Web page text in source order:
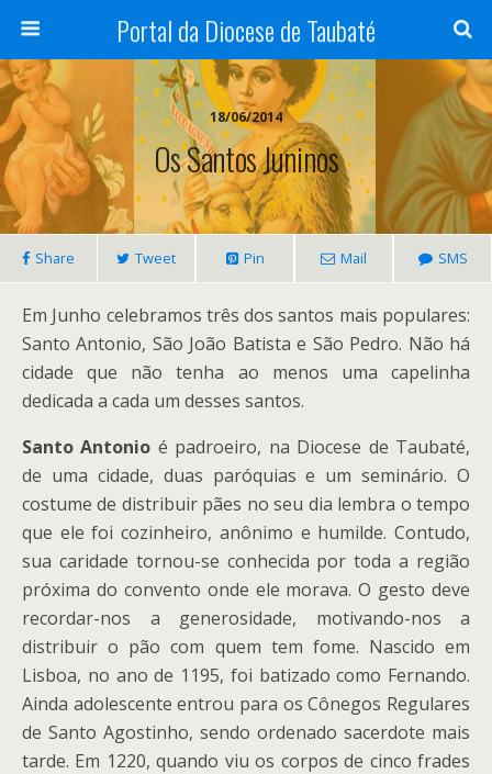
Portal da Diocese de Taubaté
18/06/2014
Os Santos Juninos
Share Tweet Pin Mail SMS
Em Junho celebramos três dos santos mais populares:
Santo Antonio, São João Batista e São Pedro. Não há
cidade que não tenha ao menos uma capelinha
dedicada a cada um desses santos.
Santo Antonio é padroeiro, na Diocese de Taubaté,
de uma cidade, duas paróquias e um seminário. O
costume de distribuir pães no seu dia lembra o tempo
que ele foi cozinheiro, anônimo e humilde. Contudo,
sua caridade tornou-se conhecida por toda a região
próxima do convento onde ele morava. O gesto deve
recordar-nos a generosidade, motivando-nos a
distribuir o pão com quem tem fome. Nascido em
Lisboa, no ano de 1195, foi batizado como Fernando.
Ainda adolescente entrou para os Cônegos Regulares
de Santo Agostinho, sendo ordenado sacerdote mais
tarde. Em 1220, quando viu os corpos de cinco frades